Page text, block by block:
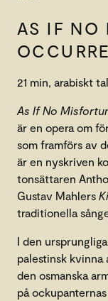
AS IF NO
21 min, arabiskt
As If No
är en opera om
som framförs av
är en nyskriven
tonsättaren
Gustav Mahlers
traditionella
I den
palestinsk
den osmanska
på